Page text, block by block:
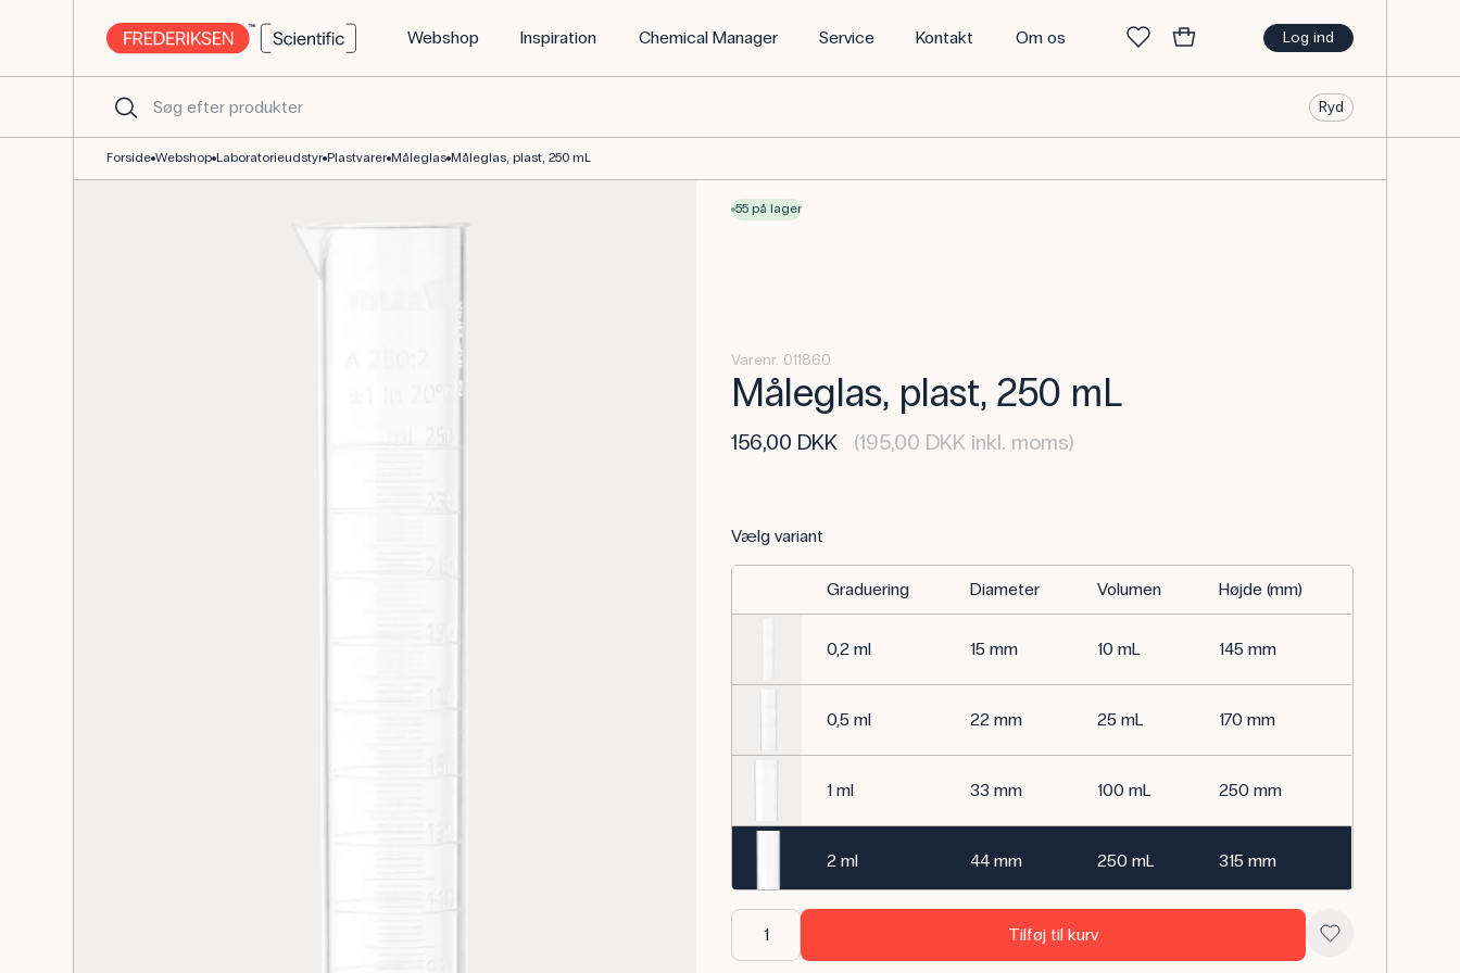
Log ind
Webshop Inspiration Chemical Manager Service Kontakt Om os
Ryd
Forside Webshop Laboratorieudstyr Plastvarer Måleglas Måleglas, plast, 250 mL
55 på lager
Varenr. 011860
Måleglas, plast, 250 mL
156,00 DKK (195,00 DKK inkl. moms)
Vælg variant
Graduering Diameter Volumen Højde (mm)
0,2 ml 15 mm 10 mL 145 mm
0,5 ml 22 mm 25 mL 170 mm
1 ml 33 mm 100 mL 250 mm
2 ml 44 mm 250 mL 315 mm
Tilføj til kurv